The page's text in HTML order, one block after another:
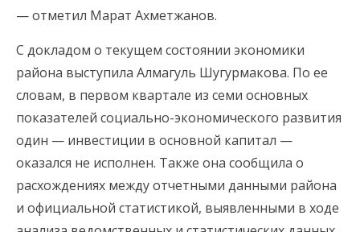
— отметил Марат Ахметжанов.
С докладом о текущем состоянии экономики
района выступила Алмагуль Шугурмакова. По ее
словам, в первом квартале из семи основных
показателей социально-экономического развития
один — инвестиции в основной капитал —
оказался не исполнен. Также она сообщила о
расхождениях между отчетными данными района
и официальной статистикой, выявленными в ходе